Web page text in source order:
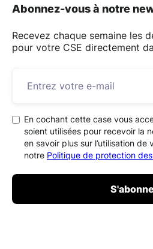
Abonnez-vous à notre
Recevez chaque semaine les
pour votre CSE directement
En cochant cette case vous
soient utilisées pour recevoir la
en savoir plus sur l’utilisation de
notre Politique de protection